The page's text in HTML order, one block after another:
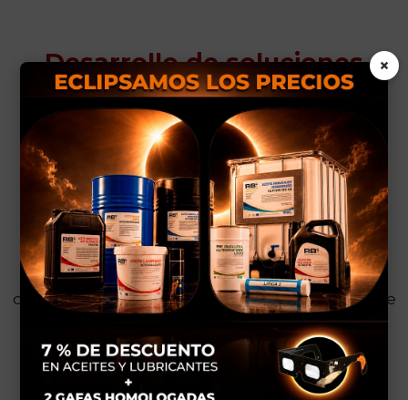
Desarrollo de soluciones
personalizadas
Entendemos que cada cliente tiene
necesidades únicas. Por eso, ofrecemos
soluciones personalizadas que se adaptan a
sus requisitos específicos.
Desde el diseño y la fabricación de
componentes especiales hasta el desarrollo de
sistemas de control personalizados, nuestro
equipo de I+D está preparado para afrontar
cualquier desafío.
×